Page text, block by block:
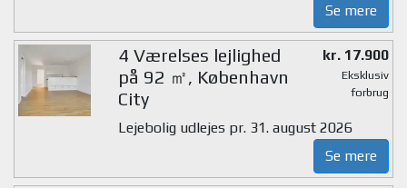
Se mere
4 Værelses lejlighed
på 92 ㎡, København
City
kr. 17.900
Eksklusiv
forbrug
Lejebolig udlejes pr. 31. august 2026
Se mere